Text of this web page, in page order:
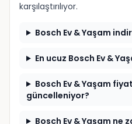
karşılaştırılıyor.
Bosch Ev & Yaşam
En ucuz Bosch Ev &
Bosch Ev & Yaşam
güncelleniyor?
Bosch Ev & Yaşam ne